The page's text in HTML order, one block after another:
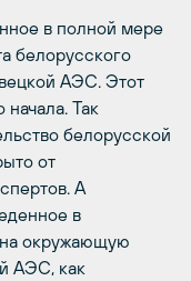
в полной мере
белорусского
АЭС. Этот
Так
белорусской
от
А
в
окружающую
АЭС, как